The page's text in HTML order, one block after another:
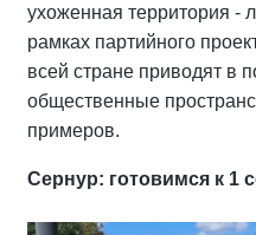
ухоженная территория -
рамках партийного
всей стране приводят в
общественные
примеров.
Сернур: готовимся к 1